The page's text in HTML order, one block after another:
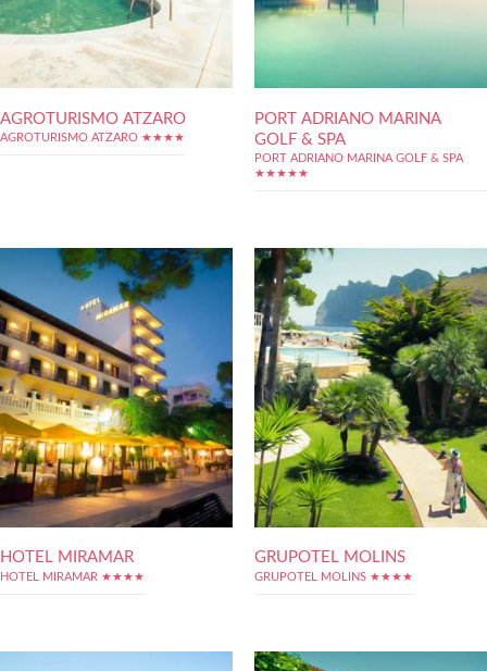
AGROTURISMO ATZARO
AGROTURISMO ATZARO ★★★★
PORT ADRIANO MARINA
GOLF & SPA
PORT ADRIANO MARINA GOLF & SPA
★★★★★
HOTEL MIRAMAR
HOTEL MIRAMAR ★★★★
GRUPOTEL MOLINS
GRUPOTEL MOLINS ★★★★